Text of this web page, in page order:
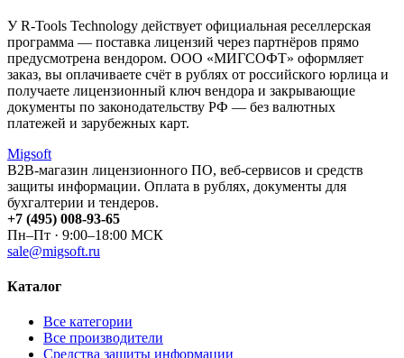
У R-Tools Technology действует официальная реселлерская
программа — поставка лицензий через партнёров прямо
предусмотрена вендором. ООО «МИГСОФТ» оформляет
заказ, вы оплачиваете счёт в рублях от российского юрлица и
получаете лицензионный ключ вендора и закрывающие
документы по законодательству РФ — без валютных
платежей и зарубежных карт.
Migsoft
B2B-магазин лицензионного ПО, веб-сервисов и средств
защиты информации. Оплата в рублях, документы для
бухгалтерии и тендеров.
+7 (495) 008-93-65
Пн–Пт · 9:00–18:00 МСК
sale@migsoft.ru
Каталог
Все категории
Все производители
Средства защиты информации